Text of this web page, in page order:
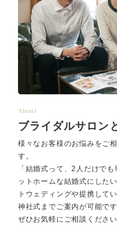
About
ブライダルサロン
様々なお客様のお悩みをご
す。
「結婚式って、2人だけで
ットホームな結婚式にした
トウェディングや提携して
神社式までご案内が可能です
ぜひお気軽にご相談ください